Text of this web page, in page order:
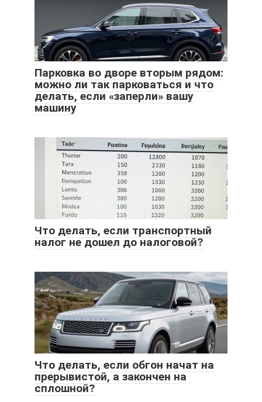
Парковка во дворе вторым рядом:
можно ли так парковаться и что
делать, если «заперли» вашу
машину
Что делать, если транспортный
налог не дошел до налоговой?
Что делать, если обгон начат на
прерывистой, а закончен на
сплошной?